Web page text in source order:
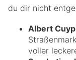
du dir nicht
Albert
voller